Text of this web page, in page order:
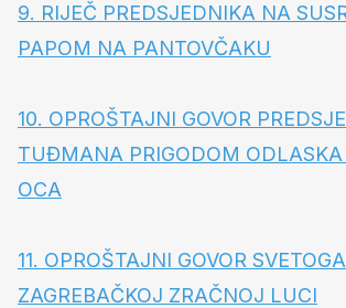
9. RIJEČ PREDSJEDNIKA NA
PAPOM NA PANTOVČAKU
10. OPROŠTAJNI GOVOR
TUĐMANA PRIGODOM ODLASKA
OCA
11. OPROŠTAJNI GOVOR
ZAGREBAČKOJ ZRAČNOJ LUCI